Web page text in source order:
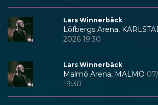
Lars Winnerbäck
Löfbergs Arena,
2026 19:30
Lars Winnerbäck
Malmö Arena, MALMÖ
19:30